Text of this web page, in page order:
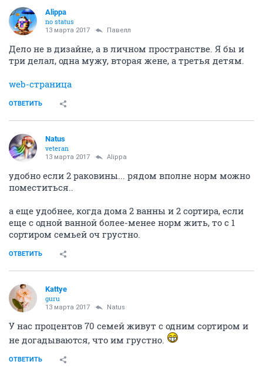
Alippa
no status
13 марта 2017 Павелл
Дело не в дизайне, а в личном пространстве. Я бы и
три делал, одна мужу, вторая жене, а третья детям.
web-страница
ОТВЕТИТЬ
Natus
veteran
13 марта 2017 Alippa
удобно если 2 раковины... рядом вполне норм можно
поместиться..
а еще удобнее, когда дома 2 ванны и 2 сортира, если
еще с одной ванной более-менее норм жить, то с 1
сортиром семьей оч грустно.
ОТВЕТИТЬ
Kattye
guru
13 марта 2017 Natus
У нас процентов 70 семей живут с одним сортиром и
не догадываются, что им грустно.
ОТВЕТИТЬ